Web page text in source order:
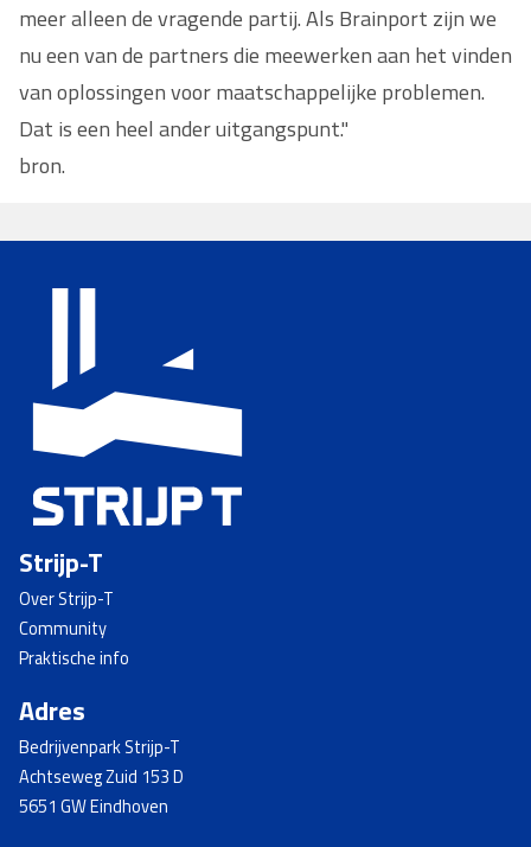
meer alleen de vragende partij. Als Brainport zijn we
nu een van de partners die meewerken aan het vinden
van oplossingen voor maatschappelijke problemen.
Dat is een heel ander uitgangspunt."
bron.
Strijp-T
Over Strijp-T
Community
Praktische info
Adres
Bedrijvenpark Strijp-T
Achtseweg Zuid 153 D
5651 GW Eindhoven